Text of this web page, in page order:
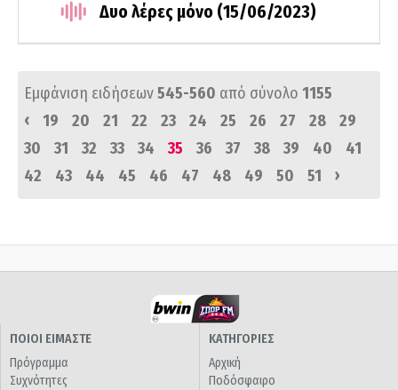
Δυο λέρες μόνο (15/06/2023)
Εμφάνιση ειδήσεων545-560 από σύνολο 1155
‹
19 20 21 22 23 24 25 26 27 28
29
30
31 32 33 34 35 36 37 38 39 40
41
42
43 44 45 46 47 48 49 50 51 ›
ΠΟΙΟΙ ΕΙΜΑΣΤΕ
Πρόγραμμα
Συχνότητες
ΚΑΤΗΓΟΡΙΕΣ
Αρχική
Ποδόσφαιρο